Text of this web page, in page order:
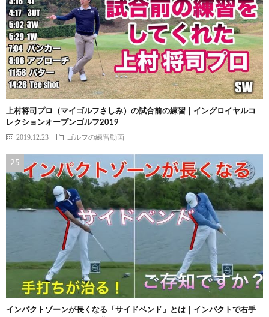
上村将司プロ（マイゴルフさしみ）の試合前の練習｜イングロイヤルコ
レクションオープンゴルフ2019
2019.12.23 ゴルフの練習動画
インパクトゾーンが長くなる「サイドベンド」とは｜インパクトで右手